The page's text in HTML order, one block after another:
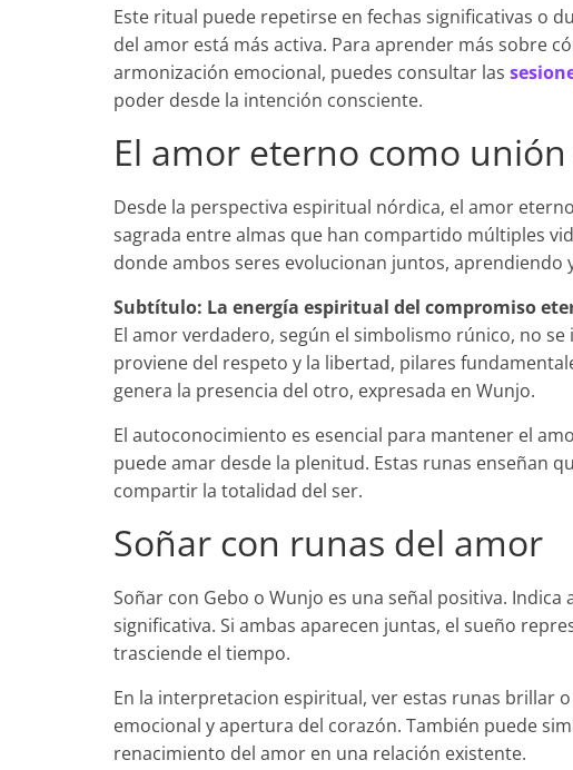
Este ritual puede repetirse en fechas significativas o
del amor está más activa. Para aprender más sobre
armonización emocional, puedes consultar las
poder desde la intención consciente.
El amor eterno como
Desde la perspectiva espiritual nórdica, el amor
sagrada entre almas que han compartido múltiples
donde ambos seres evolucionan juntos,
Subtítulo: La energía espiritual del compromiso
El amor verdadero, según el simbolismo rúnico, no
proviene del respeto y la libertad, pilares
genera la presencia del otro, expresada en Wunjo.
El autoconocimiento es esencial para mantener el
puede amar desde la plenitud. Estas runas enseñan
compartir la totalidad del ser.
Soñar con runas del amor
Soñar con Gebo o Wunjo es una señal positiva.
significativa. Si ambas aparecen juntas, el sueño
trasciende el tiempo.
En la interpretacion espiritual, ver estas runas brillar
emocional y apertura del corazón. También puede
renacimiento del amor en una relación existente.